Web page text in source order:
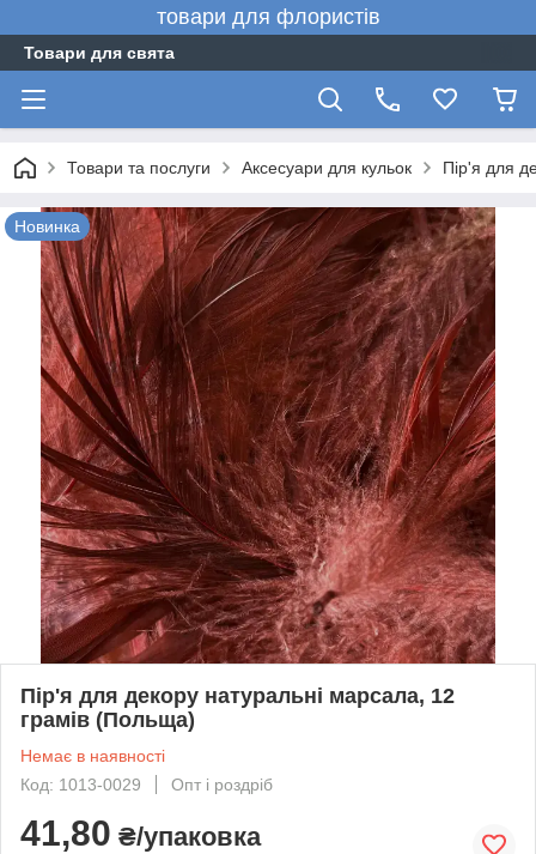
товари для флористів
Товари для свята
Товари та послуги Аксесуари для кульок Пір'я для
Новинка
Пір'я для декору натуральні марсала, 12
грамів (Польща)
Немає в наявності
Код: 1013-0029
Опт і роздріб
41,80 ₴/упаковка